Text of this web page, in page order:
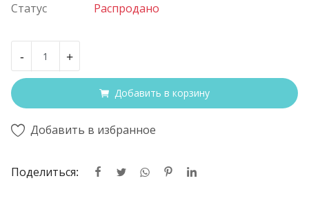
Статус Распродано
- +
Добавить в корзину
Добавить в избранное
Поделиться: